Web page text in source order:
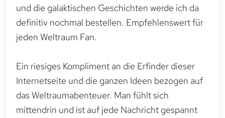
und die galaktischen Geschichten werde ich da
definitiv nochmal bestellen. Empfehlenswert für
jeden Weltraum Fan.
Ein riesiges Kompliment an die Erfinder dieser
Internetseite und die ganzen Ideen bezogen auf
das Weltraumabenteuer. Man fühlt sich
mittendrin und ist auf jede Nachricht gespannt